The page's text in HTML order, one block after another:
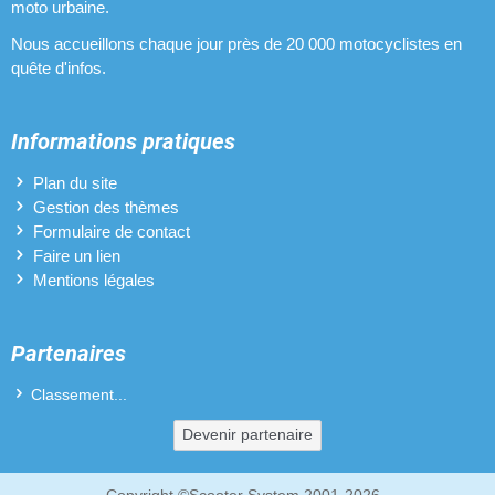
Protèges-mains pour Beta RR 50
Vilebrequins pour Beta RR 50
moto urbaine.
Nous accueillons chaque jour près de 20 000 motocyclistes en
quête d'infos.
Informations pratiques
Plan du site
Gestion des thèmes
Formulaire de contact
Faire un lien
Mentions légales
Partenaires
Classement...
Devenir partenaire